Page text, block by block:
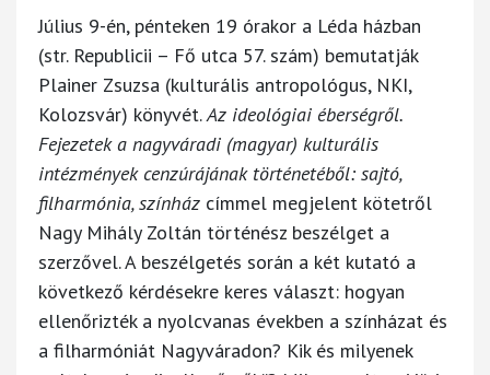
Július 9-én, pénteken 19 órakor a Léda házban
(str. Republicii – Fő utca 57. szám) bemutatják
Plainer Zsuzsa (kulturális antropológus, NKI,
Kolozsvár) könyvét.Az ideológiai éberségről.
Fejezetek a nagyváradi (magyar) kulturális
intézmények cenzúrájának történetéből: sajtó,
filharmónia, színház címmel megjelent kötetről
Nagy Mihály Zoltán történész beszélget a
szerzővel. A beszélgetés során a két kutató a
következő kérdésekre keres választ: hogyan
ellenőrizték a nyolcvanas években a színházat és
a filharmóniát Nagyváradon? Kik és milyenek